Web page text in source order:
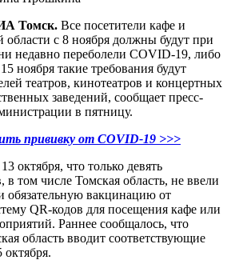
Томск. Все посетители кафе и
области с 8 ноября должны будут при
недавно переболели COVID-19, либо
ноября такие требования будут
театров, кинотеатров и концертных
заведений, сообщает пресс-
в пятницу.
прививку от COVID-19 >>>
октября, что только девять
в том числе Томская область, не ввели
обязательную вакцинацию от
QR-кодов для посещения кафе или
Раннее сообщалось, что
область вводит соответствующие